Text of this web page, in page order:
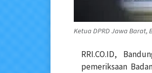
Ketua DPRD Jawa Barat,
RRI.CO.ID,
pemeriksaan